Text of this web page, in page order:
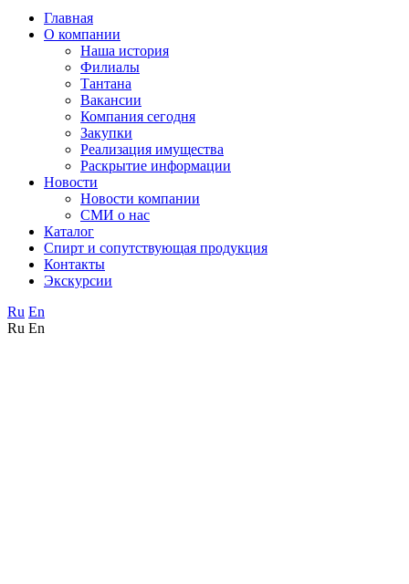
Главная
О компании
Наша история
Филиалы
Тантана
Вакансии
Компания сегодня
Закупки
Реализация имущества
Раскрытие информации
Новости
Новости компании
СМИ о нас
Каталог
Спирт и сопутствующая продукция
Контакты
Экскурсии
Ru En
Ru En